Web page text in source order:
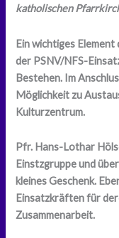
katholischen
Ein wichtiges
der PSNV/NFS-
Bestehen. Im
Möglichkeit zu
Kulturzentrum.
Pfr. Hans-Lothar
Einstzgruppe und
kleines Geschenk.
Einsatzkräften für
Zusammenarbeit.